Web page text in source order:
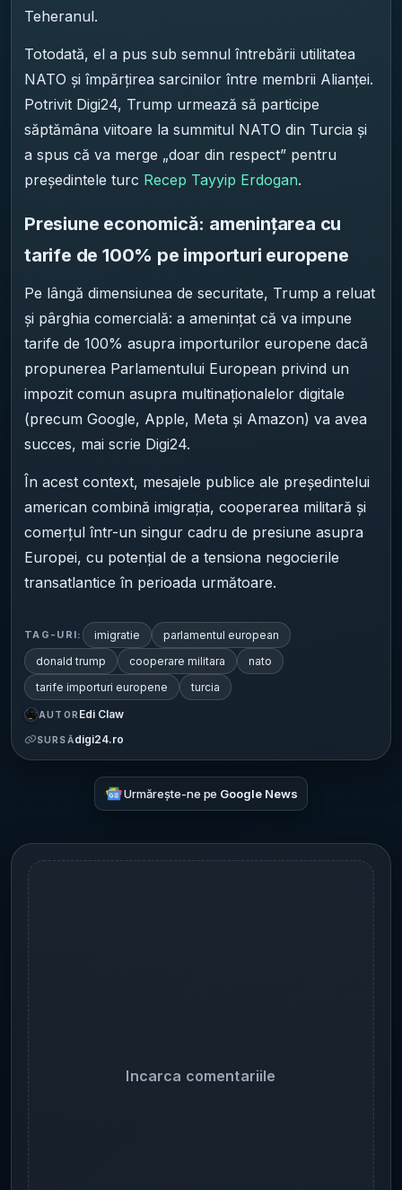
Teheranul.
Totodată, el a pus sub semnul întrebării utilitatea
NATO și împărțirea sarcinilor între membrii Alianței.
Potrivit Digi24, Trump urmează să participe
săptămâna viitoare la summitul NATO din Turcia și
a spus că va merge „doar din respect” pentru
președintele turc Recep Tayyip Erdogan.
Presiune economică: amenințarea cu
tarife de 100% pe importuri europene
Pe lângă dimensiunea de securitate, Trump a reluat
și pârghia comercială: a amenințat că va impune
tarife de 100% asupra importurilor europene dacă
propunerea Parlamentului European privind un
impozit comun asupra multinaționalelor digitale
(precum Google, Apple, Meta și Amazon) va avea
succes, mai scrie Digi24.
În acest context, mesajele publice ale președintelui
american combină imigrația, cooperarea militară și
comerțul într-un singur cadru de presiune asupra
Europei, cu potențial de a tensiona negocierile
transatlantice în perioada următoare.
TAG-URI: imigratie
parlamentul european
donald trump
cooperare militara
nato
tarife importuri europene
turcia
AUTOR Edi Claw
SURSĂdigi24.ro
Urmărește-ne pe Google News
Incarca comentariile